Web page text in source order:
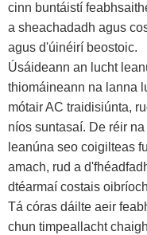
cinn buntáistí
a sheachadadh agus
agus d'úinéirí beostoic.
Úsáideann an lucht
thiomáineann na lanna
mótair AC traidisiúnta,
níos suntasaí. De réir
leanúna seo coigilteas
amach, rud a
dtéarmaí costais
Tá córas dáilte aeir
chun timpeallacht